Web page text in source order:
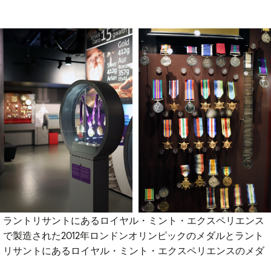
ラントリサントにあるロイヤル・ミント・エクスペリエンス
で製造された2012年ロンドンオリンピックのメダルとラント
リサントにあるロイヤル・ミント・エクスペリエンスのメダ